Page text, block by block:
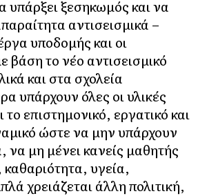
υπάρξει ξεσηκωμός και να
αντισεισμικά –
υποδομής και οι
βάση το νέο αντισεισμικό
και στα σχολεία
υπάρχουν όλες οι υλικές
επιστημονικό, εργατικό και
ώστε να μην υπάρχουν
να μη μένει κανείς μαθητής
υγεία,
χρειάζεται άλλη πολιτική,